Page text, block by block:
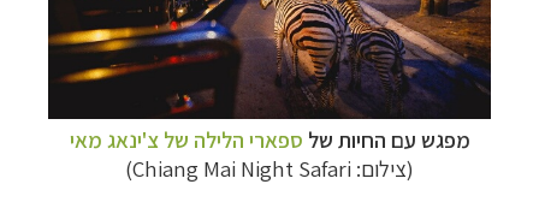
מפגש עם החיות של ספארי הלילה של צ'ינאג מאי
(צילום: Chiang Mai Night Safari)